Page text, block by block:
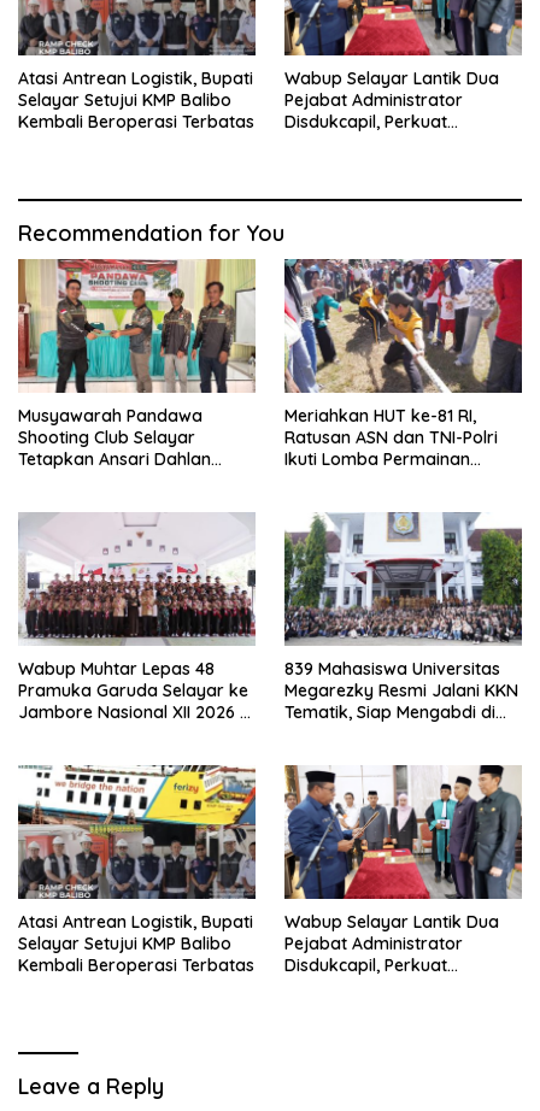
Atasi Antrean Logistik, Bupati
Selayar Setujui KMP Balibo
Kembali Beroperasi Terbatas
Wabup Selayar Lantik Dua
Pejabat Administrator
Disdukcapil, Perkuat
Recommendation for You
Musyawarah Pandawa
Shooting Club Selayar
Tetapkan Ansari Dahlan
Meriahkan HUT ke-81 RI,
Ratusan ASN dan TNI-Polri
Ikuti Lomba Permainan
Wabup Muhtar Lepas 48
Pramuka Garuda Selayar ke
Jambore Nasional XII 2026 di
839 Mahasiswa Universitas
Megarezky Resmi Jalani KKN
Tematik, Siap Mengabdi di
Atasi Antrean Logistik, Bupati
Selayar Setujui KMP Balibo
Kembali Beroperasi Terbatas
Wabup Selayar Lantik Dua
Pejabat Administrator
Disdukcapil, Perkuat
Leave a Reply